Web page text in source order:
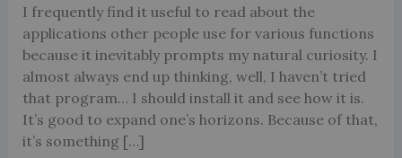
I frequently find it useful to read about the
applications other people use for various functions
because it inevitably prompts my natural curiosity. I
almost always end up thinking, well, I haven’t tried
that program… I should install it and see how it is.
It’s good to expand one’s horizons. Because of that,
it’s something […]